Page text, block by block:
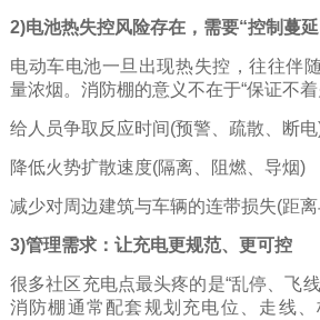
2)电池热失控风险存在，需要“控制蔓延
电动车电池一旦出现热失控，往往伴
量浓烟。消防棚的意义不在于“保证不着
给人员争取反应时间(预警、疏散、断
降低火势扩散速度(隔离、阻燃、导烟)
减少对周边建筑与车辆的连带损失(距
3)管理需求：让充电更规范、更可控
很多社区充电点最头疼的是“乱停、飞
消防棚通常配套规划充电位、走线